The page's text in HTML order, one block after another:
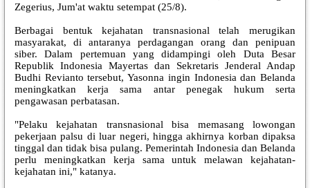
Zegerius, Jum'at waktu setempat (25/8).
Berbagai bentuk kejahatan transnasional telah merugikan
masyarakat, di antaranya perdagangan orang dan penipuan
siber. Dalam pertemuan yang didampingi oleh Duta Besar
Republik Indonesia Mayertas dan Sekretaris Jenderal Andap
Budhi Revianto tersebut, Yasonna ingin Indonesia dan Belanda
meningkatkan kerja sama antar penegak hukum serta
pengawasan perbatasan.
"Pelaku kejahatan transnasional bisa memasang lowongan
pekerjaan palsu di luar negeri, hingga akhirnya korban dipaksa
tinggal dan tidak bisa pulang. Pemerintah Indonesia dan Belanda
perlu meningkatkan kerja sama untuk melawan kejahatan-
kejahatan ini," katanya.